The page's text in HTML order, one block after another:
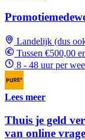
Landelijk (dus
Tussen €500,00
8 - 48 uur per
Lees meer
Thuis je geld
van online